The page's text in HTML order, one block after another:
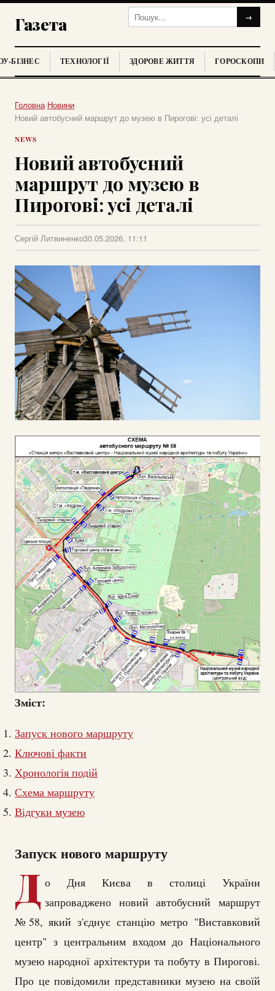
Газета →
БІЗНЕС ТЕХНОЛОГІЇ ЗДОРОВЕ ЖИТТЯ ГОРОСКОПИ
Головна›Новини›
Новий автобусний маршрут до музею в Пирогові: усі деталі
NEWS
Новий автобусний
маршрут до музею в
Пирогові: усі деталі
Сергій Литвиненко30.05.2026, 11:11
Зміст:
Запуск нового маршруту
Ключові факти
Хронологія подій
Схема маршруту
Відгуки музею
Запуск нового маршруту
Д о Дня Києва в столиці України
запроваджено новий автобусний маршрут
№58, який з'єднує станцію метро "Виставковий
центр" з центральним входом до Національного
музею народної архітектури та побуту в Пирогові.
Про це повідомили представники музею на своїй